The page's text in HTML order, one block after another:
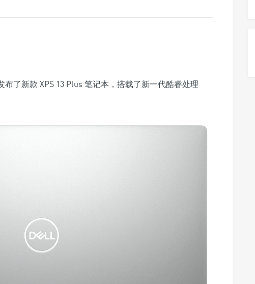
了新款 XPS 13 Plus 笔记本，搭载了新一代酷睿处理